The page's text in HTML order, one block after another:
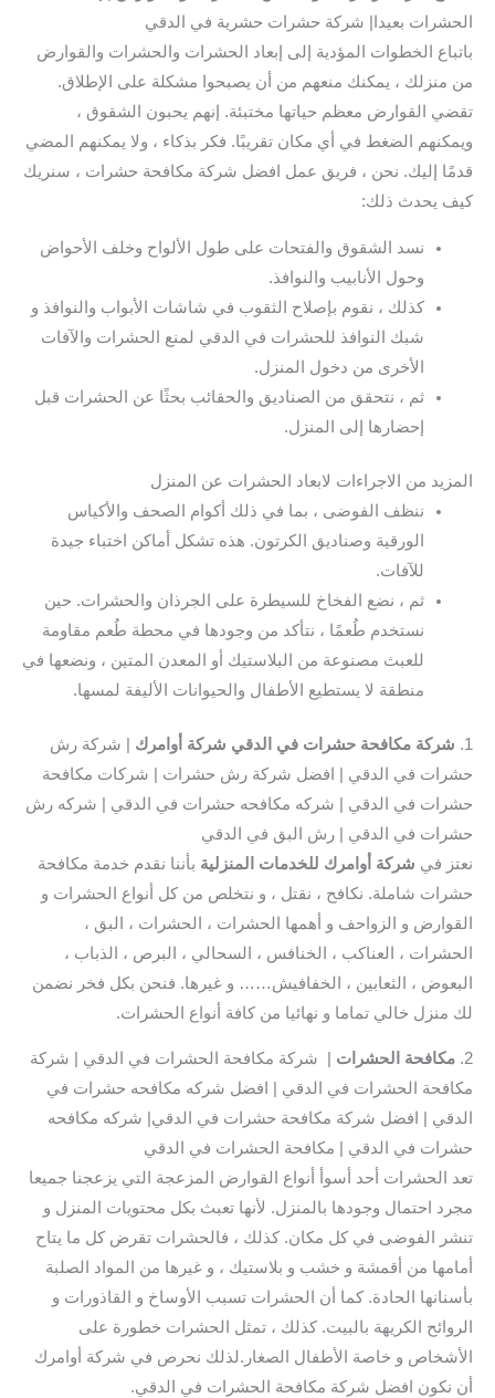
الحشرات بعيدا| شركة حشرات حشرية في الدقي
باتباع الخطوات المؤدية إلى إبعاد الحشرات والحشرات والقوارض
من منزلك ، يمكنك منعهم من أن يصبحوا مشكلة على الإطلاق.
تقضي القوارض معظم حياتها مختبئة. إنهم يحبون الشقوق ،
ويمكنهم الضغط في أي مكان تقريبًا. فكر بذكاء ، ولا يمكنهم المضي
قدمًا إليك. نحن ، فريق عمل افضل شركة مكافحة حشرات ، سنريك
كيف يحدث ذلك:
نسد الشقوق والفتحات على طول الألواح وخلف الأحواض
وحول الأنابيب والنوافذ.
كذلك ، نقوم بإصلاح الثقوب في شاشات الأبواب والنوافذ و
شبك النوافذ للحشرات في الدقي لمنع الحشرات والآفات
الأخرى من دخول المنزل.
ثم ، نتحقق من الصناديق والحقائب بحثًا عن الحشرات قبل
إحضارها إلى المنزل.
المزيد من الاجراءات لابعاد الحشرات عن المنزل
ننظف الفوضى ، بما في ذلك أكوام الصحف والأكياس
الورقية وصناديق الكرتون. هذه تشكل أماكن اختباء جيدة
للآفات.
ثم ، نضع الفخاخ للسيطرة على الجرذان والحشرات. حين
نستخدم طُعمًا ، نتأكد من وجودها في محطة طُعم مقاومة
للعبث مصنوعة من البلاستيك أو المعدن المتين ، ونضعها في
منطقة لا يستطيع الأطفال والحيوانات الأليفة لمسها.
1. شركة مكافحة حشرات في الدقي شركة أوامرك | شركة رش
حشرات في الدقي | افضل شركة رش حشرات | شركات مكافحة
حشرات في الدقي | شركه مكافحه حشرات في الدقي | شركه رش
حشرات في الدقي | رش البق في الدقي
نعتز في شركة أوامرك للخدمات المنزلية بأننا نقدم خدمة مكافحة
حشرات شاملة. نكافح ، نقتل ، و نتخلص من كل أنواع الحشرات و
القوارض و الزواحف و أهمها الحشرات ، الحشرات ، البق ،
الحشرات ، العناكب ، الخنافس ، السحالي ، البرص ، الذباب ،
البعوض ، الثعابين ، الخفافيش…… و غيرها. فنحن بكل فخر نضمن
لك منزل خالي تماما و نهائيا من كافة أنواع الحشرات.
2. مكافحة الحشرات
| شركة مكافحة الحشرات في الدقي | شركة
مكافحة الحشرات في الدقي | افضل شركه مكافحه حشرات في
الدقي | افضل شركة مكافحة حشرات في الدقي| شركه مكافحه
حشرات في الدقي | مكافحة الحشرات في الدقي
تعد الحشرات أحد أسوأ أنواع القوارض المزعجة التي يزعجنا جميعا
مجرد احتمال وجودها بالمنزل. لأنها تعبث بكل محتويات المنزل و
تنشر الفوضى في كل مكان. كذلك ، فالحشرات تقرض كل ما يتاح
أمامها من أقمشة و خشب و بلاستيك ، و غيرها من المواد الصلبة
بأسنانها الحادة. كما أن الحشرات تسبب الأوساخ و القاذورات و
الروائح الكريهة بالبيت. كذلك ، تمثل الحشرات خطورة على
الأشخاص و خاصة الأطفال الصغار.لذلك نحرص في شركة أوامرك
أن نكون افضل شركة مكافحة الحشرات في الدقي.